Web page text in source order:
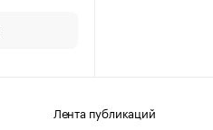
Лента публикаций